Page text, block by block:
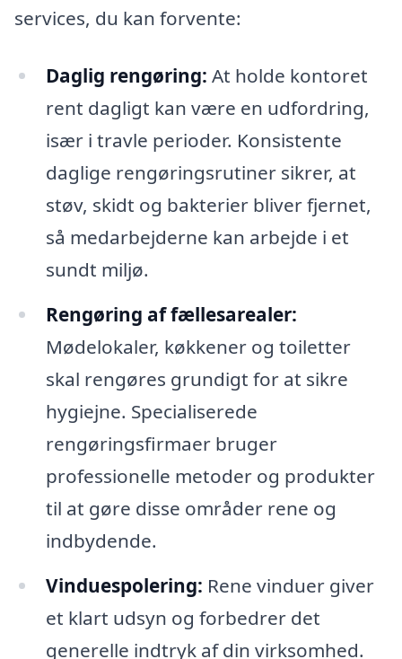
services, du kan forvente:
Daglig rengøring: At holde kontoret
rent dagligt kan være en udfordring,
især i travle perioder. Konsistente
daglige rengøringsrutiner sikrer, at
støv, skidt og bakterier bliver fjernet,
så medarbejderne kan arbejde i et
sundt miljø.
Rengøring af fællesarealer:
Mødelokaler, køkkener og toiletter
skal rengøres grundigt for at sikre
hygiejne. Specialiserede
rengøringsfirmaer bruger
professionelle metoder og produkter
til at gøre disse områder rene og
indbydende.
Vinduespolering: Rene vinduer giver
et klart udsyn og forbedrer det
generelle indtryk af din virksomhed.